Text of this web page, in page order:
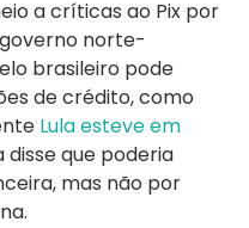
a críticas ao Pix por
norte-
brasileiro pode
de crédito, como
Lula esteve em
disse que poderia
mas não por